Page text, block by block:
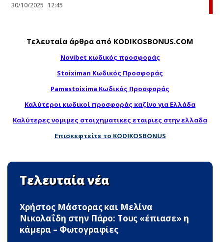
30/10/2025 12:45
Τελευταία άρθρα από KODIKOSBONUS.COM
Novibet κωδικός προσφοράς
Stoiximan Κωδικός Προσφοράς
Pamestoixima Κωδικός Προσφοράς
Καλύτεροι κωδικοί προσφοράς καζίνο για Ελλάδα
Καλύτερες νομιμες στοιχηματικες εταιριες στην ελλαδα
Επισκεφτείτε το KODIKOSBONUS
Τελευταία νέα
Χρήστος Μάστορας και Μελίνα
Νικολαΐδη στην Πάρο: Τους «έπιασε» η
κάμερα – Φωτογραφίες